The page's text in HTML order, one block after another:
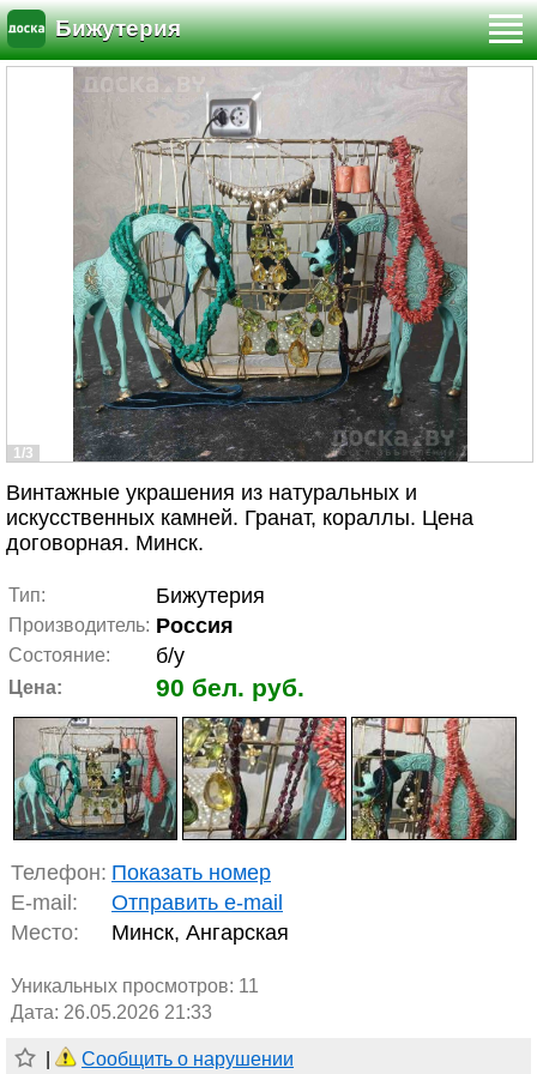
Бижутерия
1/3
Винтажные украшения из натуральных и
искусственных камней. Гранат, кораллы. Цена
договорная. Минск.
Тип: Бижутерия
Производитель: Россия
Состояние: б/у
Цена: 90 бел. руб.
Телефон: Показать номер
E-mail:
Отправить e-mail
Место:
Минск, Ангарская
Уникальных просмотров: 11
Дата: 26.05.2026 21:33
Сообщить о нарушении